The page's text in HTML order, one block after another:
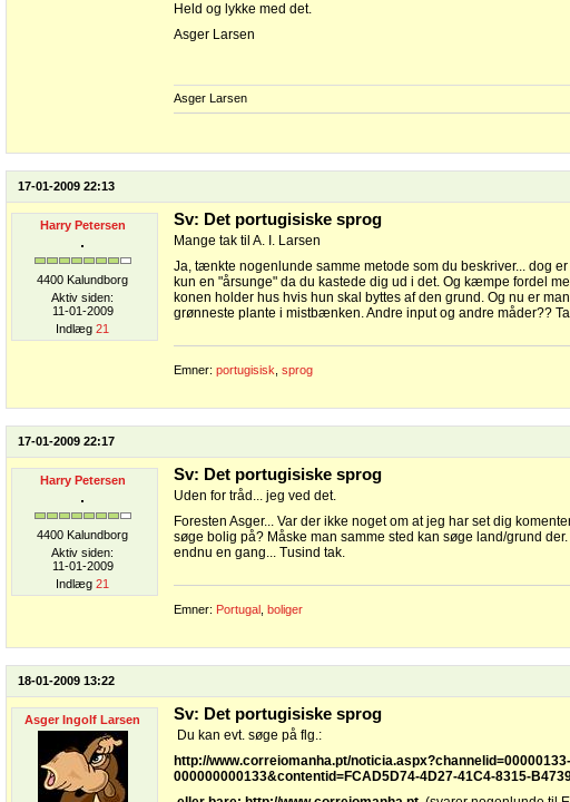
Held og lykke med det.
Asger Larsen
Asger Larsen
17-01-2009 22:13
Harry Petersen
4400 Kalundborg
Aktiv siden:
11-01-2009
Indlæg 21
Sv: Det portugisiske sprog
Mange tak til A. I. Larsen
Ja, tænkte nogenlunde samme metode som du beskriver... dog
kun en "årsunge" da du kastede dig ud i det. Og kæmpe fordel
konen holder hus hvis hun skal byttes af den grund. Og nu er
grønneste plante i mistbænken. Andre input og andre måder??
Emner: portugisisk, sprog
17-01-2009 22:17
Harry Petersen
4400 Kalundborg
Aktiv siden:
11-01-2009
Indlæg 21
Sv: Det portugisiske sprog
Uden for tråd... jeg ved det.
Foresten Asger... Var der ikke noget om at jeg har set dig
søge bolig på? Måske man samme sted kan søge land/grund der.
endnu en gang... Tusind tak.
Emner: Portugal , boliger
18-01-2009 13:22
Asger Ingolf Larsen Sv: Det portugisiske sprog
Du kan evt. søge på flg.:
http://www.correiomanha.pt/
000000000133&contentid=FCAD5D74-4D27-41C4-8315-